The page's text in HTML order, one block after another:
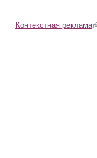
Контекстная реклама